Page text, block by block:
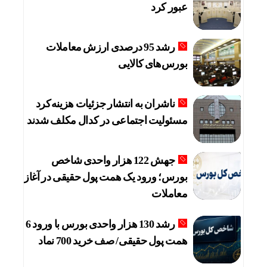
عبور کرد
رشد 95 درصدی ارزش معاملات
بورس‌های کالایی
ناشران به انتشار جزئیات هزینه‌کرد
مسئولیت اجتماعی در کدال مکلف شدند
جهش 122 هزار واحدی شاخص
بورس؛ ورود یک همت پول حقیقی در آغاز
معاملات
رشد 130 هزار واحدی بورس با ورود 6
همت پول حقیقی/ صف خرید 700 نماد